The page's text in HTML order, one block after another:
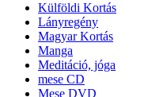
Külföldi Kortás
Lányregény
Magyar Kortás
Manga
Meditáció, jóga
mese CD
Mese DVD